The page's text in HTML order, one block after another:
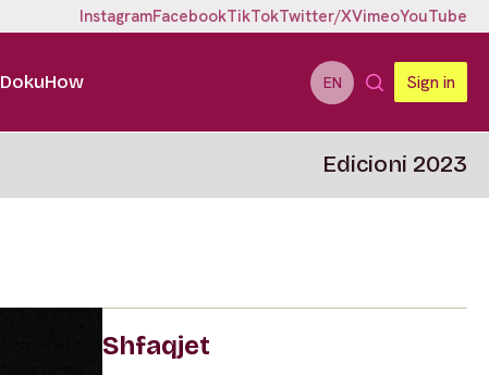
InstagramFacebookTikTokTwitter/XVimeoYouTube
DokuHow EN Sign in
Edicioni 2023
Shfaqjet